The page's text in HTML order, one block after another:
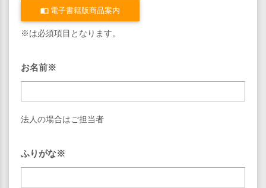
import_contacts 電子書籍版商品案内
※は必須項目となります。
お名前※
法人の場合はご担当者
ふりがな※